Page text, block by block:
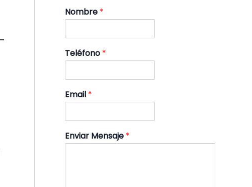
Nombre *
Teléfono *
Email *
Enviar Mensaje *